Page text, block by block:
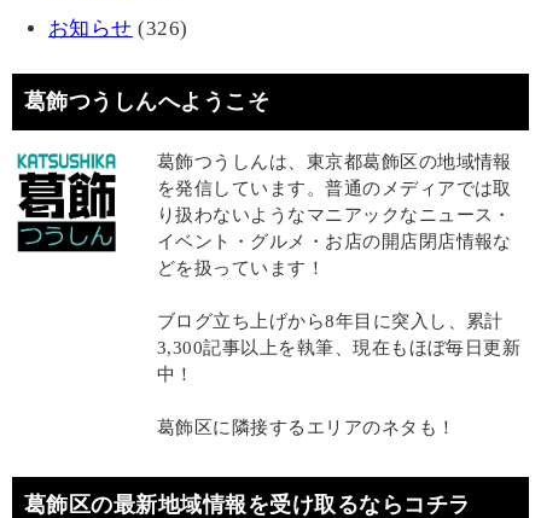
お知らせ (326)
葛飾つうしんへようこそ
葛飾つうしんは、東京都葛飾区の地域情報
を発信しています。普通のメディアでは取
り扱わないようなマニアックなニュース・
イベント・グルメ・お店の開店閉店情報な
どを扱っています！
ブログ立ち上げから8年目に突入し、累計
3,300記事以上を執筆、現在もほぼ毎日更新
中！
葛飾区に隣接するエリアのネタも！
葛飾区の最新地域情報を受け取るならコチラ